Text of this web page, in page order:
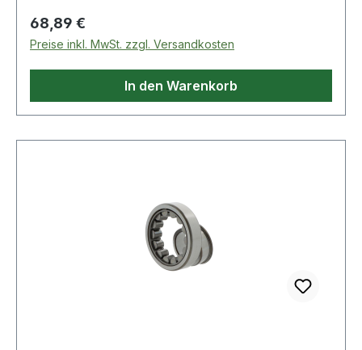
Regulärer Preis:
68,89 €
Preise inkl. MwSt. zzgl. Versandkosten
In den Warenkorb